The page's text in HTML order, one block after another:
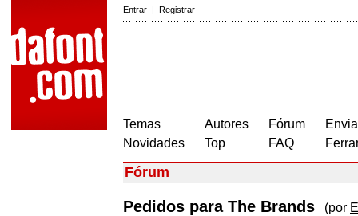
Entrar | Registrar
Temas
Novidades
Autores
Top
Fórum
FAQ
Fórum
Pedidos para The Brands (por